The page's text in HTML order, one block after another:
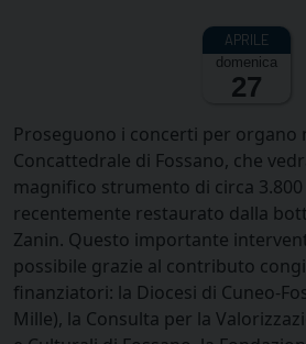
domenica
27
Proseguono i concerti per organo
Concattedrale di Fossano, che
magnifico strumento di circa 3.800
recentemente restaurato dalla
Zanin. Questo importante
possibile grazie al contributo
finanziatori: la Diocesi di Cuneo-
Mille), la Consulta per la